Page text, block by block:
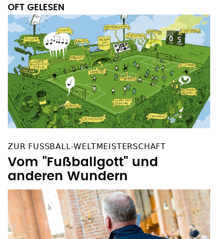
OFT GELESEN
ZUR FUSSBALL-WELTMEISTERSCHAFT
Vom "Fußballgott" und
anderen Wundern